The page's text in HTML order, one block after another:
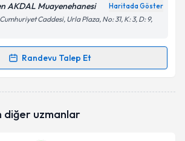
AKDAL Muayenehanesi Haritada Göster
Cumhuriyet Caddesi, Urla Plaza, No: 31, K: 3, D: 9,
Randevu Talep Et
Talebi
bu uzmandan randevu almanız için bir
diğer uzmanlar